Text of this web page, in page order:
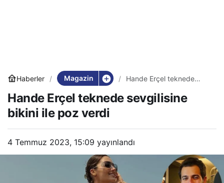
Haberler Magazin
Hande Erçel teknede
verdi
Hande Erçel teknede sevgilisine
bikini ile poz verdi
4 Temmuz 2023, 15:09 yayınlandı